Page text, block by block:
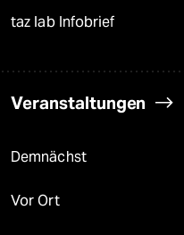
taz lab Infobrief
Veranstaltungen
Demnächst
Vor Ort